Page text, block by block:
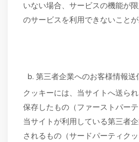
いない場合、サービスの機能が
のサービスを利用できないことが
第三者企業へのお客様情報送
クッキーには、当サイトへ送ら
保存したもの（ファーストパーテ
当サイトが利用している第三者
されるもの（サードパーティク